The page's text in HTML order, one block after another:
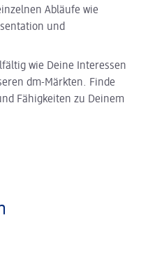
Abläufe wie
und
wie Deine Interessen
dm-Märkten. Finde
Fähigkeiten zu Deinem